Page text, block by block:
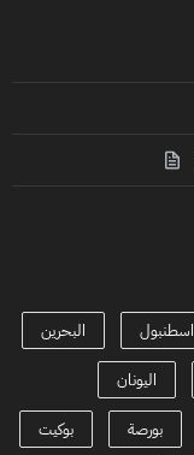
اسطنبول البحرين
اليونان
بورصة بوكيت